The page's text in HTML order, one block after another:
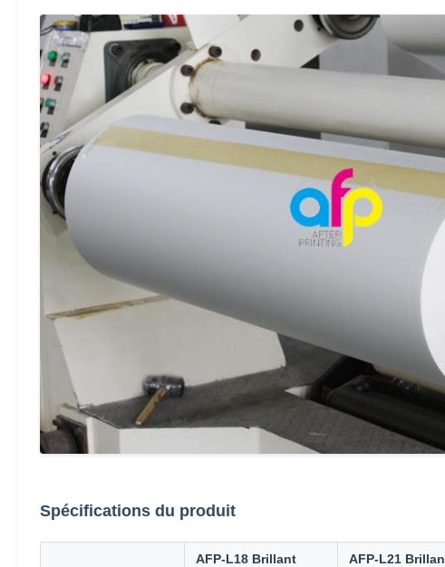
Spécifications du produit
AFP-L18 Brillant AFP-L21